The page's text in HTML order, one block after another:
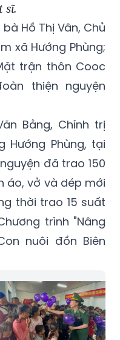
sĩ.
Hồ Thị Vân, Chủ
xã Hướng Phùng;
trận thôn Cooc
thiện nguyện
Bằng, Chính trị
Hướng Phùng, tại
đã trao 150
áo, vở và dép mới
thời trao 15 suất
trình "Nâng
nuôi đồn Biên